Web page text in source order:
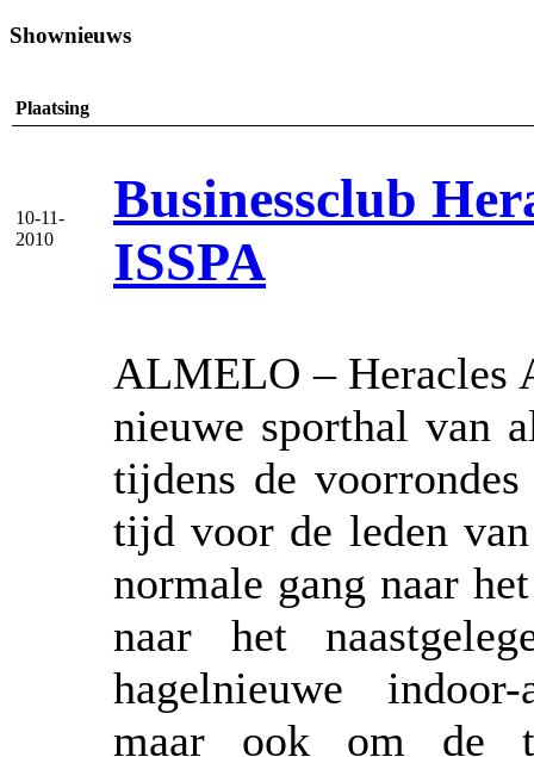
Shownieuws
Plaatsing
10-11-
2010
Businessclub
ISSPA
ALMELO – Heracles
nieuwe sporthal van
tijdens de
tijd voor de leden
normale gang naar
naar het
hagelnieuwe
maar ook om de